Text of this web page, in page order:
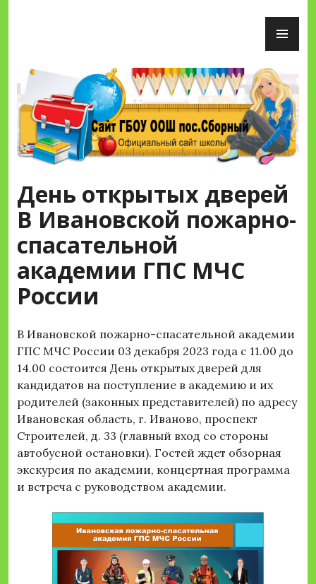
Сайт ГБОУ ООШ пос.Сборный
День открытых дверей
В Ивановской пожарно-
спасательной
академии ГПС МЧС
России
В Ивановской пожарно-спасательной академии
ГПС МЧС России 03 декабря 2023 года с 11.00 до
14.00 состоится День открытых дверей для
кандидатов на поступление в академию и их
родителей (законных представителей) по адресу
Ивановская область, г. Иваново, проспект
Строителей, д. 33 (главный вход со стороны
автобусной остановки). Гостей ждет обзорная
экскурсия по академии, концертная программа
и встреча с руководством академии.